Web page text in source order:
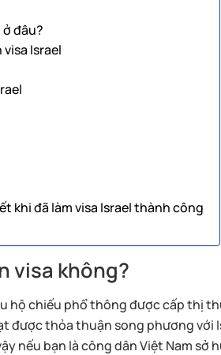
ở đâu?
Israel
khi đã làm visa Israel thành công
visa không?
hộ chiếu phổ thông được cấp thị
được thỏa thuận song phương với
nếu bạn là công dân Việt Nam